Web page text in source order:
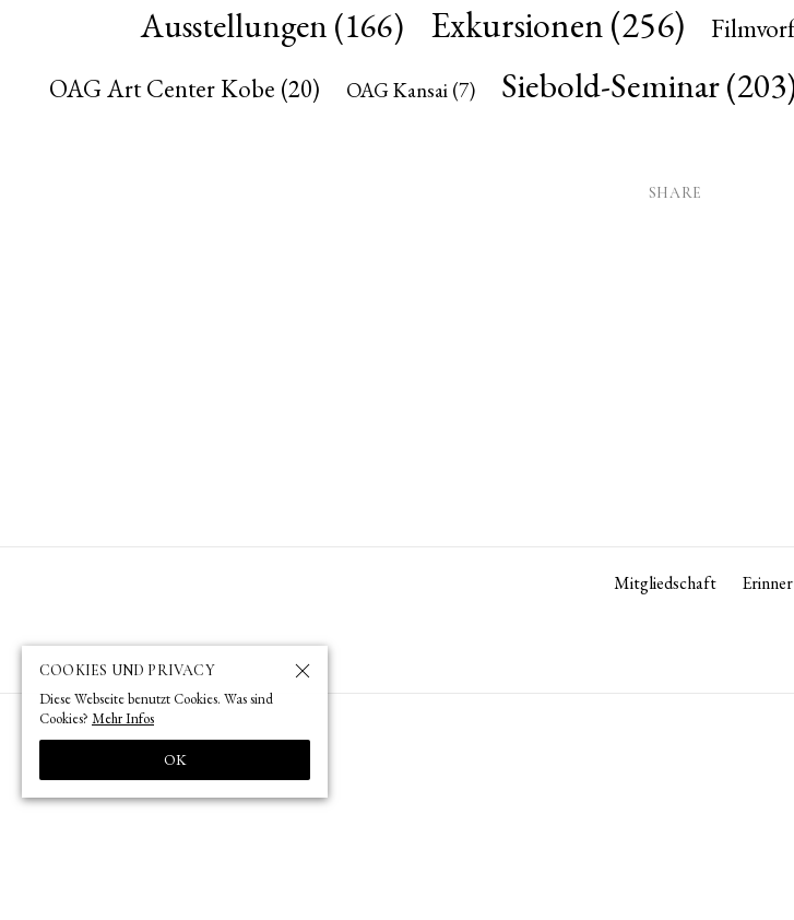
Ausstellungen (166) Exkursionen(256)
OAG Art Center Kobe (20) OAG Kansai (7) Siebold-Seminar
SHARE
Mitgliedschaft
COOKIES UND PRIVACY
Diese Webseite benutzt Cookies. Was sind
Cookies? Mehr Infos
OK